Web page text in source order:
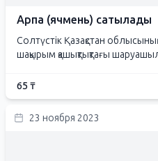
Арпа (ячмень) сатылады
Солтүстік Қазақстан
шақырым қашықтықтағы
65 ₸
23 ноября 2023